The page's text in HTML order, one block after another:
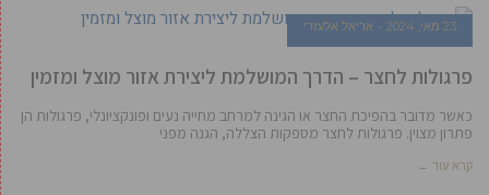
23 מאי, 2024 אריאל אלעזרי
פרגולות לחצר – הדרך המושלמת ליצירת אזור מוצל ומזמין
כאשר מדובר בהפיכת החצר או הגינה למרחב מחייה נעים ופונקציונלי, פרגולות הן
פתרון מצוין. פרגולות לחצר מספקות הצללה, הגנה מפני
קרא עוד ←